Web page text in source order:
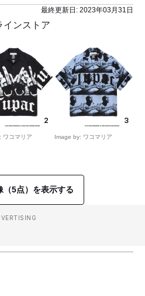
最終更新日: 2023年03月31日
インストア
2
ワコマリア
3
Image by: ワコマリア
（5点）を表示する